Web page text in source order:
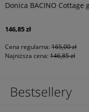
Donica BACINO Cottage
146,85 zł
Cena regularna: 165,00 zł
Najniższa cena: 146,85 zł
Bestsellery